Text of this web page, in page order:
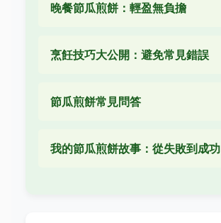
晚餐節瓜煎餅：輕盈無負擔
烹飪技巧大公開：避免常見錯誤
節瓜煎餅常見問答
我的節瓜煎餅故事：從失敗到成功